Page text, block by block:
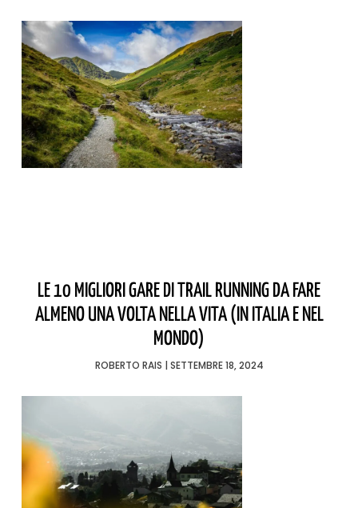
LE 10 MIGLIORI GARE DI TRAIL RUNNING DA FARE
ALMENO UNA VOLTA NELLA VITA (IN ITALIA E NEL
MONDO)
ROBERTO RAIS SETTEMBRE 18, 2024